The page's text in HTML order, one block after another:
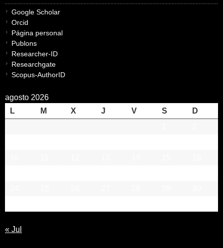
Google Scholar
Orcid
Página personal
Publons
Researcher-ID
Researchgate
Scopus-AuthorID
agosto 2026
L
M X J V S
D
« Jul